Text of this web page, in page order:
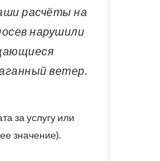
нарушили
ветер.
за услугу или
значение).